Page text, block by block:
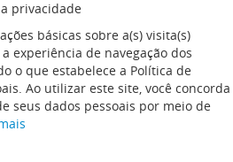
privacidade
básicas sobre a(s) visita(s)
experiência de navegação dos
o que estabelece a Política de
Ao utilizar este site, você concorda
seus dados pessoais por meio de